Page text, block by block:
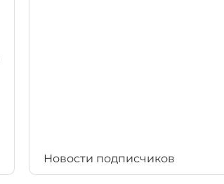
Новости подписчиков